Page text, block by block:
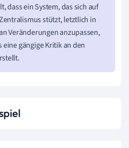
dass ein System, das sich auf
stützt, letztlich in
Veränderungen anzupassen,
gängige Kritik an den